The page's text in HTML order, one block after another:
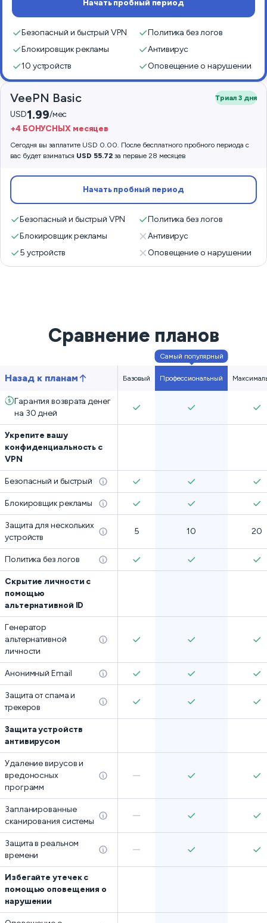
Начать пробный период
Безопасный и быстрый VPN
Политика без логов
Блокировщик рекламы
Антивирус
10 устройств
Оповещение о нарушении
VeePN Basic Триал 3 дня
USD1.99/мес
+4 БОНУСНЫХ месяцев
Сегодня вы заплатите USD 0.00. После бесплатного пробного периода с
вас будет взиматься USD 55.72 за первые 28 месяцев
Начать пробный период
Безопасный и быстрый VPN
Политика без логов
Блокировщик рекламы
Антивирус
5 устройств
Оповещение о нарушении
Сравнение планов
Назад к планам Базовый Профессиональный
Самый популярный
Гарантия возврата денег
на 30 дней
Укрепите вашу
конфиденциальность с
VPN
Безопасный и быстрый
Блокировщик рекламы
Защита для нескольких
устройств
5 10 20
Политика без логов
Скрытие личности с
помощью
альтернативной ID
Генератор
альтернативной
личности
Анонимный Email
Защита от спама и
трекеров
Защита устройств
антивирусом
Удаление вирусов и
вредоносных
программ
Запланированные
сканирования системы
Защита в реальном
времени
Избегайте утечек с
помощью оповещения о
нарушении